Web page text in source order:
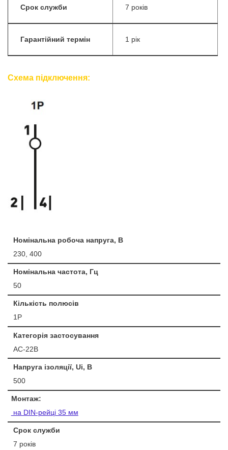
Срок служби 7 років
Гарантійний термін 1 рік
Схема підключення:
Номінальна робоча напруга, В
230, 400
Номінальна частота, Гц
50
Кількість полюсів
1P
Категорія застосування
АС-22B
Напруга ізоляції, Ui, В
500
Монтаж:
на DIN-рейці 35 мм
Срок служби
7 років